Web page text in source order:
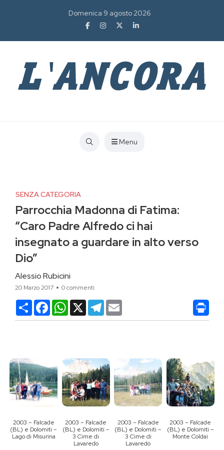
Domenica 9 agosto 2026
Menu
SENZA CATEGORIA
Parrocchia Madonna di Fatima:
“Caro Padre Alfredo ci hai
insegnato a guardare in alto verso
Dio”
Alessio Rubicini
20 Marzo 2017 0 commenti
CondividiFacebookWhatsApp
X Telegram
2003 – Falcade
(BL) e Dolomiti –
Lago di Misurina
2003 – Falcade
(BL) e Dolomiti –
3 Cime di
Lavaredo
2003 – Falcade
(BL) e Dolomiti –
3 Cime di
Lavaredo
2003 – Falcade
(BL) e Dolomiti –
Monte Coldai